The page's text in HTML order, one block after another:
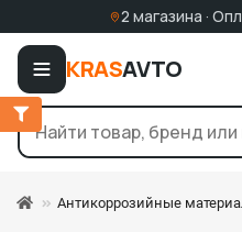
2 магазина ·
KRASAVTO
Антикоррозийные